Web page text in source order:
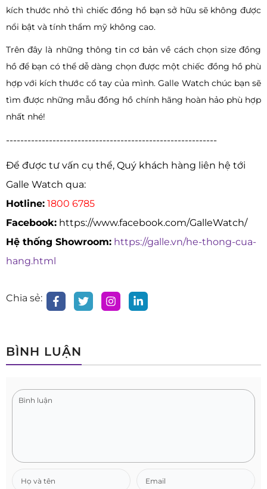
kích thước nhỏ thì chiếc đồng hồ bạn sở hữu sẽ không được
nổi bật và tính thẩm mỹ không cao.
Trên đây là những thông tin cơ bản về cách chọn size đồng
hồ để bạn có thể dễ dàng chọn được một chiếc đồng hồ phù
hợp với kích thước cổ tay của mình. Galle Watch chúc bạn sẽ
tìm được những mẫu đồng hồ chính hãng hoàn hảo phù hợp
nhất nhé!
-----------------------------------------------------------
Để được tư vấn cụ thể, Quý khách hàng liên hệ tới
Galle Watch qua:
Hotline: 1800 6785
Facebook: https://www.facebook.com/GalleWatch/
Hệ thống Showroom: https://galle.vn/he-thong-cua-
hang.html
Chia sẻ:
BÌNH LUẬN